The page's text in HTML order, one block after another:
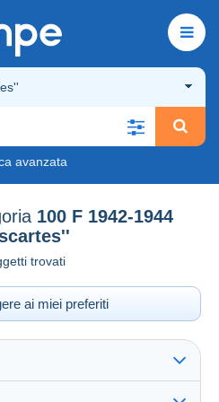
avanzata
100 F 1942-1944
trovati
ai miei preferiti